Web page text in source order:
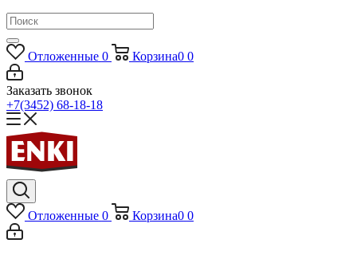
Отложенные 0 Корзина0 0
Заказать звонок
+7(3452) 68-18-18
Отложенные 0 Корзина0 0